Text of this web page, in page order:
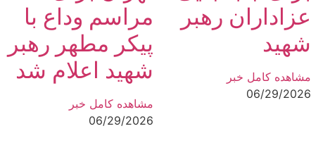
عزاداران رهبر
شهید
مشاهده کامل خبر
06/29/2026
مراسم وداع با
پیکر مطهر رهبر
شهید اعلام شد
مشاهده کامل خبر
06/29/2026